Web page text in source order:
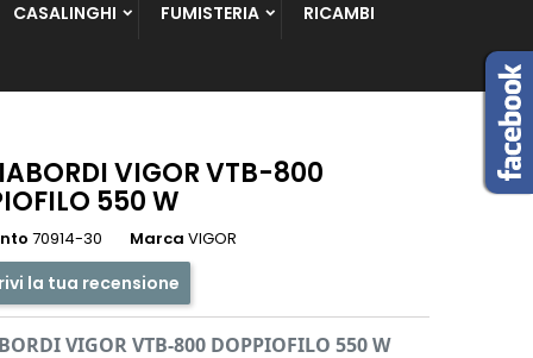
CASALINGHI FUMISTERIA RICAMBI
VIGOR VTB-800
550 W
70914-30 Marca VIGOR
la tua recensione
VIGOR VTB-800 DOPPIOFILO 550 W